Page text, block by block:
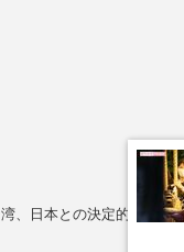
、日本との決定的な違い